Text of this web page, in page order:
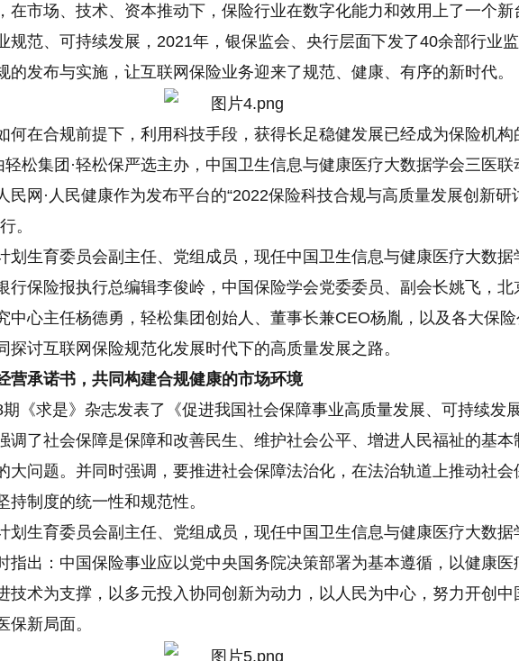
在市场、技术、资本推动下，保险行业在数字化能力和效用上了一个新
规范、可持续发展，2021年，银保监会、 央行层面下发了40余部行业
的发布与实施，让互联网保险业务迎来了规范、健康、有序的新时代。
何在合规前提下，利用科技手段，获得长足稳健发展已经成为保险机构
松集团·轻松保严选主办，中国卫生信息与健康医疗大数据学会三医联
民网·人民健康作为发布平台的“2022保险科技合规与高质量发展创新研
。
划生育委员会副主任、党组成员，现任中国卫生信息与健康医疗大数据
行保险报执行总编辑李俊岭，中国保险学会党委委员、副会长姚飞，北
中心主任杨德勇，轻松集团创始人、董事长兼CEO杨胤，以及各大保险
探讨互联网保险规范化发展时代下的高质量发展之路。
营承诺书，共同构建合规健康的市场环境
《求是》杂志发表了《促进我国社会保障事业高质量发展、可持续发展
调了社会保障是保障和改善民生、维护社会公平、增进人民福祉的基本
大问题。并同时强调，要推进社会保障法治化，在法治轨道上推动社会
持制度的统一性和规范性。
划生育委员会副主任、党组成员，现任中国卫生信息与健康医疗大数据
指出：中国保险事业应以党中央 国务院决策部署为基本遵循，以健康医
技术为支撑，以多元投入协同创新为动力，以人民为中心，努力开创 中
保新局面。